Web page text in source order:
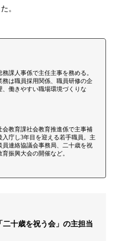
。
課人事係で主任主事を務める。
務は職員採用関係、職員研修の企
働きやすい職場環境づくりな
会教育課社会教育推進係で主事補
入庁し3年目を迎える若手職員。主
員連絡協議会事務局、二十歳を祝
振興大会の開催など。
十歳を祝う会」の主担当